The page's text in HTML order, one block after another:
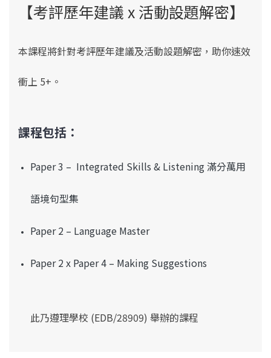
【考評歷年建議 x 活動設題解密】
本課程將針對考評歷年建議及活動設題解密，助你速效
衝上 5+。
課程包括：
Paper 3 – Integrated Skills & Listening 滿分萬用
語境句型集
Paper 2 – Language Master
Paper 2 x Paper 4 – Making Suggestions
此乃遵理學校 (EDB/28909) 舉辦的課程